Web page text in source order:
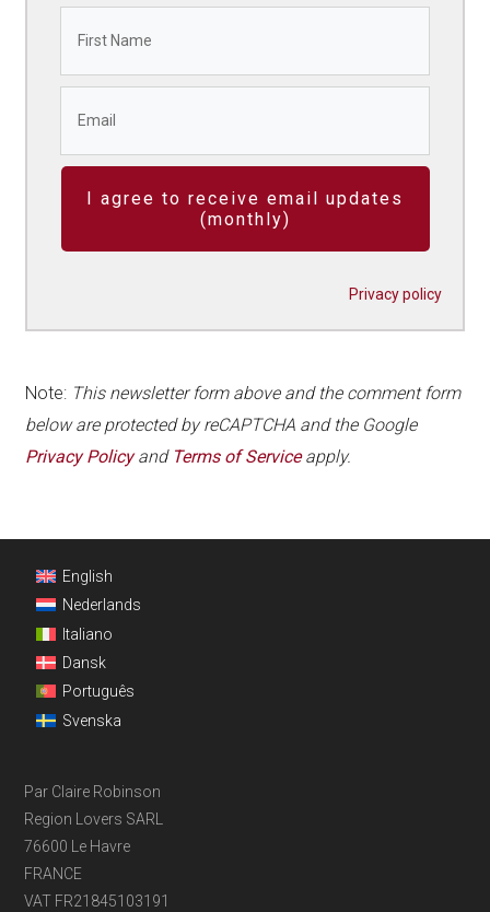
I agree to receive email updates
(monthly)
Privacy policy
Note: This newsletter form above and the comment form
below are protected by reCAPTCHA and the Google
Privacy Policyand Terms of Serviceapply.
Footer
English
Nederlands
Italiano
Dansk
Português
Svenska
Par Claire Robinson
Region Lovers SARL
76600 Le Havre
FRANCE
VAT FR21845103191